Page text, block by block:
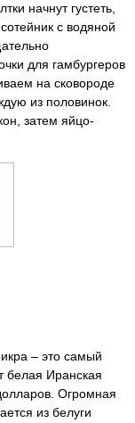
начнут густеть,
с водяной
для гамбургеров
на сковороде
из половинок.
затем яйцо-
– это самый
белая Иранская
Огромная
из белуги